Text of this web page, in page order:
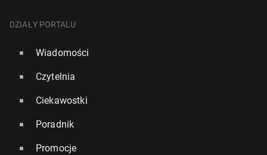
DZIAŁY PORTALU
Wiadomości
Czytelnia
Ciekawostki
Poradnik
Promocje